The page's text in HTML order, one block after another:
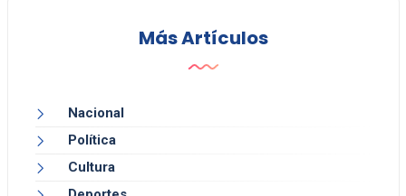
Más Artículos
Nacional
Política
Cultura